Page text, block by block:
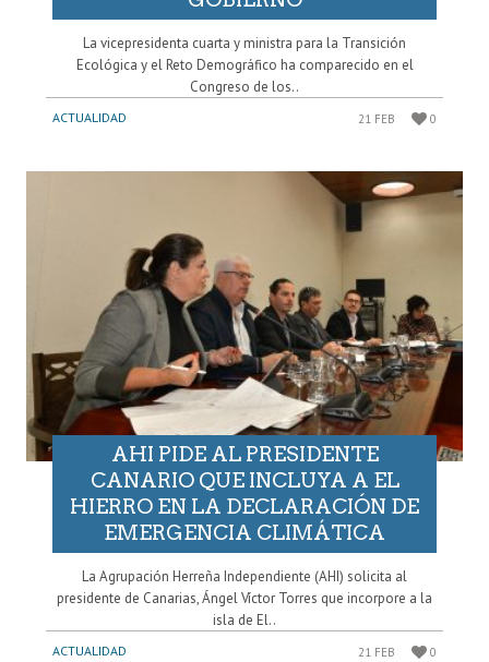
La vicepresidenta cuarta y ministra para la Transición
Ecológica y el Reto Demográfico ha comparecido en el
Congreso de los..
ACTUALIDAD 21 FEB 0
AHI PIDE AL PRESIDENTE
CANARIO QUE INCLUYA A EL
HIERRO EN LA DECLARACIÓN DE
EMERGENCIA CLIMÁTICA
La Agrupación Herreña Independiente (AHI) solicita al
presidente de Canarias, Ángel Víctor Torres que incorpore a la
isla de El..
ACTUALIDAD 21 FEB 0